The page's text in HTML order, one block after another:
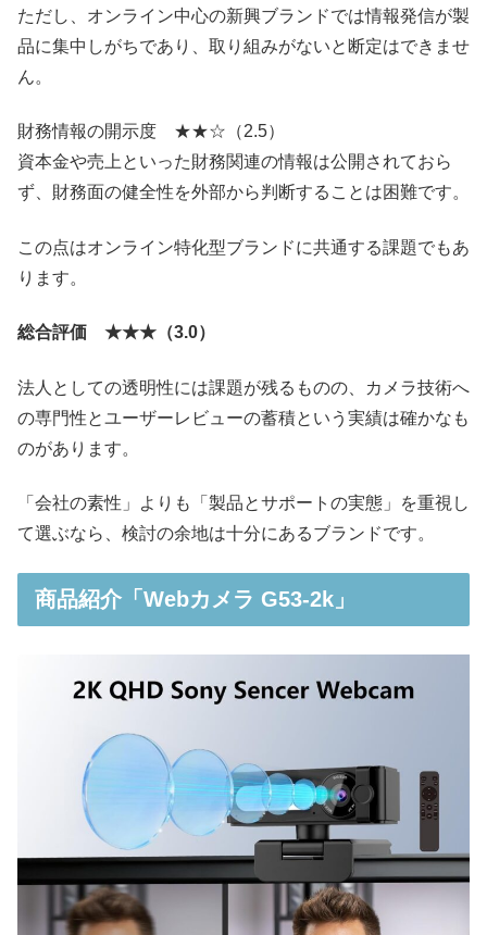
ただし、オンライン中心の新興ブランドでは情報発信が製
品に集中しがちであり、取り組みがないと断定はできませ
ん。
財務情報の開示度 ★★☆（2.5）
資本金や売上といった財務関連の情報は公開されておら
ず、財務面の健全性を外部から判断することは困難です。
この点はオンライン特化型ブランドに共通する課題でもあ
ります。
総合評価 ★★★（3.0）
法人としての透明性には課題が残るものの、カメラ技術へ
の専門性とユーザーレビューの蓄積という実績は確かなも
のがあります。
「会社の素性」よりも「製品とサポートの実態」を重視し
て選ぶなら、検討の余地は十分にあるブランドです。
商品紹介「Webカメラ G53-2k」